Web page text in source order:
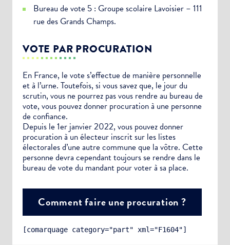
Bureau de vote 5 : Groupe scolaire Lavoisier – 111
rue des Grands Champs.
VOTE PAR PROCURATION
En France, le vote s’effectue de manière personnelle
et à l’urne. Toutefois, si vous savez que, le jour du
scrutin, vous ne pourrez pas vous rendre au bureau de
vote, vous pouvez donner procuration à une personne
de confiance.
Depuis le 1er janvier 2022, vous pouvez donner
procuration à un électeur inscrit sur les listes
électorales d’une autre commune que la vôtre. Cette
personne devra cependant toujours se rendre dans le
bureau de vote du mandant pour voter à sa place.
Comment faire une procuration ?
[comarquage category="part" xml="F1604"]